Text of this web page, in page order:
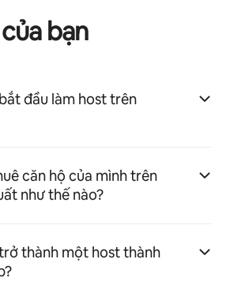
bạn
đầu làm host trên
căn hộ của mình trên
như thế nào?
thành một host thành